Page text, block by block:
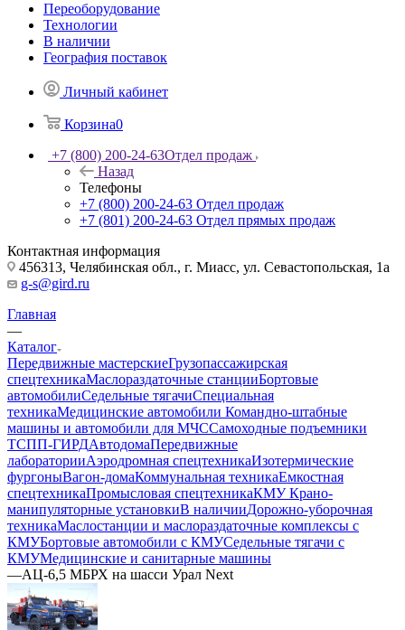
Переоборудование
Технологии
В наличии
География поставок
Личный кабинет
Корзина0
+7 (800) 200-24-63Отдел продаж
Назад
Телефоны
+7 (800) 200-24-63 Отдел продаж
+7 (801) 200-24-63 Отдел прямых продаж
Контактная информация
456313, Челябинская обл., г. Миасс, ул. Севастопольская, 1а
g-s@gird.ru
Главная
—
Каталог
Передвижные мастерскиеГрузопассажирская
спецтехникаМаслораздаточные станцииБортовые
автомобилиСедельные тягачиСпециальная
техникаМедицинские автомобили Командно-штабные
машины и автомобили для МЧССамоходные подъемники
ТСПП-ГИРДАвтодомаПередвижные
лабораторииАэродромная спецтехникаИзотермические
фургоныВагон-домаКоммунальная техникаЕмкостная
спецтехникаПромысловая спецтехникаКМУ Крано-
манипуляторные установкиВ наличииДорожно-уборочная
техникаМаслостанции и маслораздаточные комплексы с
КМУБортовые автомобили с КМУСедельные тягачи с
КМУМедицинские и санитарные машины
—АЦ-6,5 МБРХ на шасси Урал Next